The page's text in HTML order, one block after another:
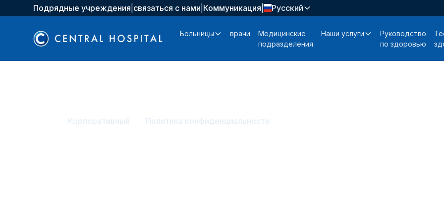
Подрядные учреждения связаться с нами Коммуникация | Русский
Больницы врачи
Медицинские
подразделения
Наши услуги
Руководство
по здоровью
Корпоративный Политика конфиденциальности